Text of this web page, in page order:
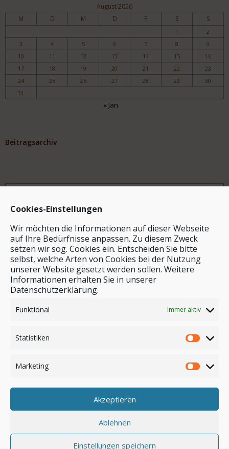
Cookies-Einstellungen
Wir möchten die Informationen auf dieser Webseite
auf Ihre Bedürfnisse anpassen. Zu diesem Zweck
setzen wir sog. Cookies ein. Entscheiden Sie bitte
selbst, welche Arten von Cookies bei der Nutzung
unserer Website gesetzt werden sollen. Weitere
Informationen erhalten Sie in unserer
Datenschutzerklärung.
Funktional Immer aktiv
Statistiken
Marketing
Akzeptieren
Ablehnen
Einstellungen speichern
August 2026
M D M D F S S
1
2
3
4 5 6 7 8
9
10
11 12 13 14 15
16
17
18 19 20 21 22
23
24
25 26 27 28 29
30
31
« Jan.
Beitragsarchiv
Archiv
Stichwortsuche
Anmelden